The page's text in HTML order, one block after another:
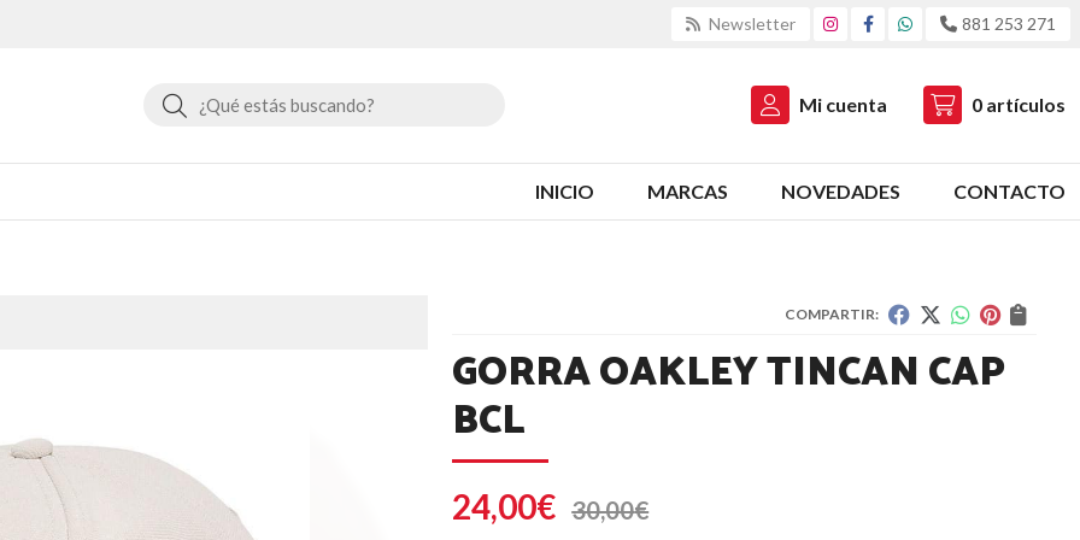
Newsletter 881 253 271
Buscar Mi cuenta 0 artículos
INICIO MARCAS NOVEDADES CONTACTO
COMPARTIR:
GORRA OAKLEY TINCAN CAP
BCL
24,00€ 30,00€